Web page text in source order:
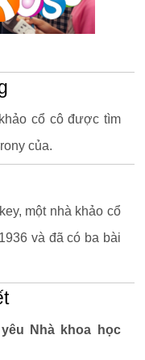
cổ cô được tìm
của.
một nhà khảo cổ
và đã có ba bài
Nhà khoa học